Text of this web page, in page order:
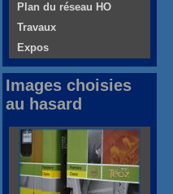
Plan du réseau HO
Travaux
Expos
Images choisies
au hasard